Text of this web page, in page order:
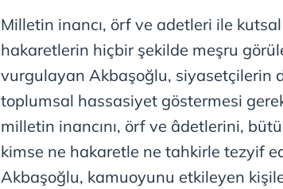
Milletin inancı, örf ve adetleri ile
hakaretlerin hiçbir şekilde meşru
vurgulayan Akbaşoğlu, siyasetçilerin
toplumsal hassasiyet göstermesi
milletin inancını, örf ve âdetlerini,
kimse ne hakaretle ne tahkirle tezyif
Akbaşoğlu, kamuoyunu etkileyen